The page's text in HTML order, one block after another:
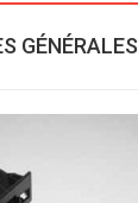
GÉNÉRALES